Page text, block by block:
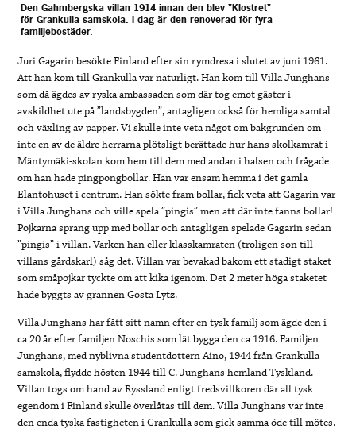
Den Gahmbergska villan 1914 innan den blev ”Klostret”
för Grankulla samskola. I dag är den renoverad för fyra
familjebostäder.
Juri Gagarin besökte Finland efter sin rymdresa i slutet av juni 1961.
Att han kom till Grankulla var naturligt. Han kom till Villa Junghans
som då ägdes av ryska ambassaden som där tog emot gäster i
avskildhet ute på ”landsbygden”, antagligen också för hemliga samtal
och växling av papper. Vi skulle inte veta något om bakgrunden om
inte en av de äldre herrarna plötsligt berättade hur hans skolkamrat i
Mäntymäki-skolan kom hem till dem med andan i halsen och frågade
om han hade pingpongbollar. Han var ensam hemma i det gamla
Elantohuset i centrum. Han sökte fram bollar, fick veta att Gagarin var
i Villa Junghans och ville spela ”pingis” men att där inte fanns bollar!
Pojkarna sprang upp med bollar och antagligen spelade Gagarin sedan
”pingis” i villan. Varken han eller klasskamraten (troligen son till
villans gårdskarl) såg det. Villan var bevakad bakom ett stadigt staket
som småpojkar tyckte om att kika igenom. Det 2 meter höga staketet
hade byggts av grannen Gösta Lytz.
Villa Junghans har fått sitt namn efter en tysk familj som ägde den i
ca 20 år efter familjen Noschis som lät bygga den ca 1916. Familjen
Junghans, med nyblivna studentdottern Aino, 1944 från Grankulla
samskola, flydde hösten 1944 till C. Junghans hemland Tyskland.
Villan togs om hand av Ryssland enligt fredsvillkoren där all tysk
egendom i Finland skulle överlåtas till dem. Villa Junghans var inte
den enda tyska fastigheten i Grankulla som gick samma öde till mötes.